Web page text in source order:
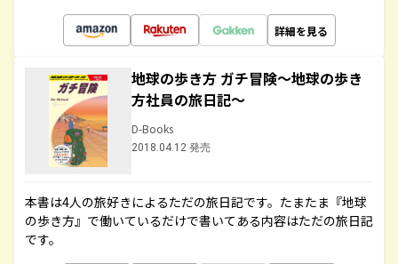
詳細を見る
地球の歩き方 ガチ冒険～地球の歩き
方社員の旅日記～
D-Books
2018.04.12 発売
本書は4人の旅好きによるただの旅日記です。たまたま『地球
の歩き方』で働いているだけで書いてある内容はただの旅日記
です。